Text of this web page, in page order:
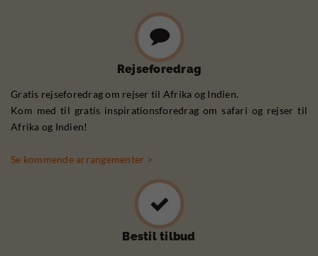
Rejseforedrag
Gratis rejseforedrag om rejser til Afrika og Indien.
Kom med til gratis inspirationsforedrag om safari og rejser til
Afrika og Indien!
Se kommende arrangementer >
Bestil tilbud